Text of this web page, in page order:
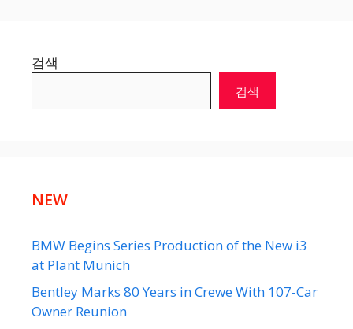
검색
검색
NEW
BMW Begins Series Production of the New i3
at Plant Munich
Bentley Marks 80 Years in Crewe With 107-Car
Owner Reunion